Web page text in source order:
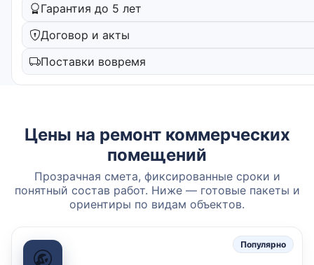
Гарантия до 5 лет
Договор и акты
Поставки вовремя
Цены на ремонт коммерческих
помещений
Прозрачная смета, фиксированные сроки и
понятный состав работ. Ниже — готовые пакеты и
ориентиры по видам объектов.
Популярно